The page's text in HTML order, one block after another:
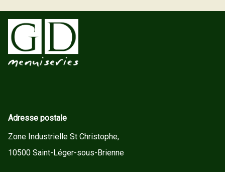
Adresse postale
Zone Industrielle St Christophe,
10500 Saint-Léger-sous-Brienne